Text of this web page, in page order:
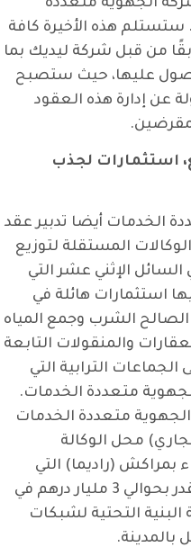
ستستلم هذه الأخيرة كافة
من قبل شركة ليديك بما
عليها، حيث ستصبح
عن إدارة هذه العقود
استثمارات لجذب
الخدمات أيضا تدبير عقد
المستقلة لتوزيع
الإثني عشر التي
استثمارات هائلة في
الصالح الشرب وجمع المياه
والمنقولات التابعة
الترابية التي
متعددة الخدمات.
متعددة الخدمات
محل الوكالة
بمراكش (راديما) التي
كانت قد استثمرت غلافا ماليا يقدر بحوالي 3 مليار درهم في
أجل تقوية البنية التحتية لشبكات
بالمدينة.